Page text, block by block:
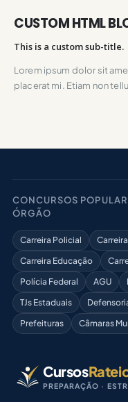
CUSTOM HTML
This is a custom sub-title.
Lorem ipsum dolor sit
placerat mi. Etiam non
CONCURSOS
ÓRGÃO
Carreira Policial
Carreira Educação
Polícia Federal
AGU
TJs Estaduais
Prefeituras
Câmaras
Cursos
PREPARAÇÃO ·